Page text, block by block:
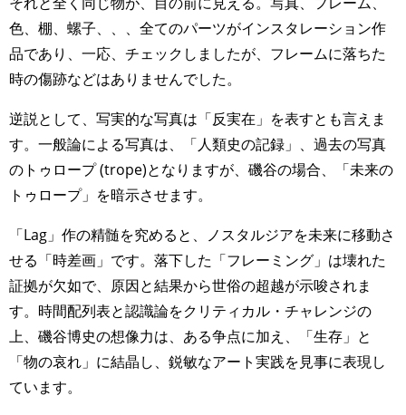
色、棚、螺子、、、全てのパーツがインスタレーション作
品であり、一応、チェックしましたが、フレームに落ちた
時の傷跡などはありませんでした。
逆説として、写実的な写真は「反実在」を表すとも言えま
す。一般論による写真は、「人類史の記録」、過去の写真
のトゥロープ (trope)となりますが、磯谷の場合、「未来の
トゥロープ」を暗示させます。
「Lag」作の精髄を究めると、ノスタルジアを未来に移動さ
せる「時差画」です。落下した「フレーミング」は壊れた
証拠が欠如で、原因と結果から世俗の超越が示唆されま
す。時間配列表と認識論をクリティカル・チャレンジの
上、磯谷博史の想像力は、ある争点に加え、「生存」と
「物の哀れ」に結晶し、鋭敏なアート実践を見事に表現し
ています。